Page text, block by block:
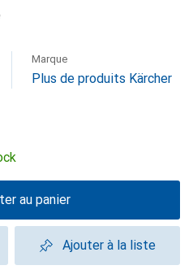
Marque
Plus de produits Kärcher
au panier
Ajouter à la liste